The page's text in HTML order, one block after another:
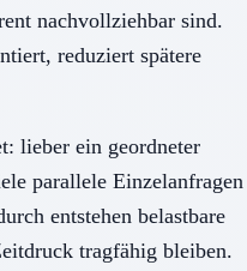
nachvollziehbar sind.
reduziert spätere
lieber ein geordneter
parallele Einzelanfragen
entstehen belastbare
tragfähig bleiben.